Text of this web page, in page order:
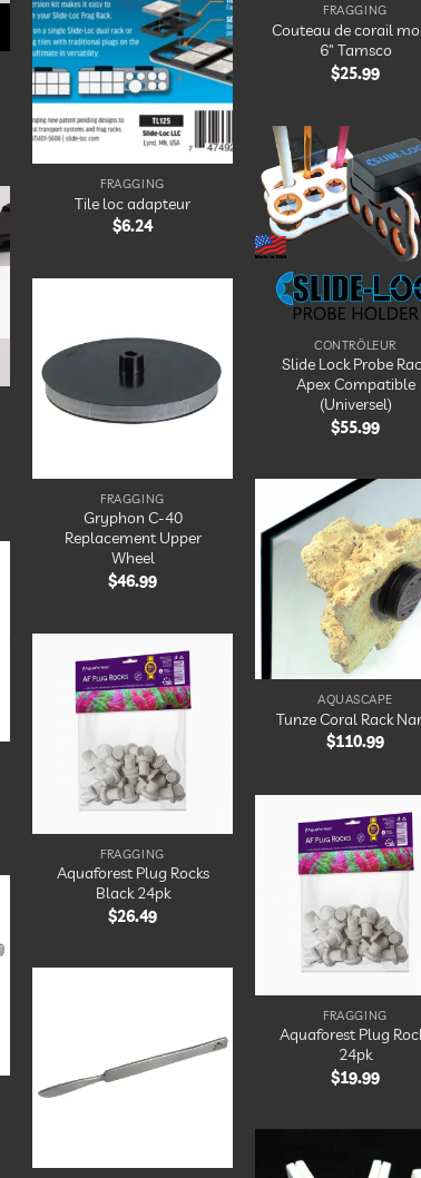
FRAGGING
Couteau de corail
6″ Tamsco
$25.99
Ajouter
à la
liste
d’envies
FRAGGING
Tile loc adapteur
$6.24
à
CONTRÔLEUR
Slide Lock Probe
Apex Compatible
(Universel)
$55.99
Ajouter
à la
d’envies
FRAGGING
Gryphon C-40
Replacement Upper
Wheel
$46.99
à
AQUASCAPE
Tunze Coral Rack
$110.99
Ajouter
à la
FRAGGING
Aquaforest Plug Rocks
Black 24pk
$26.49
à la
FRAGGING
Aquaforest Plug
24pk
$19.99
à la
liste